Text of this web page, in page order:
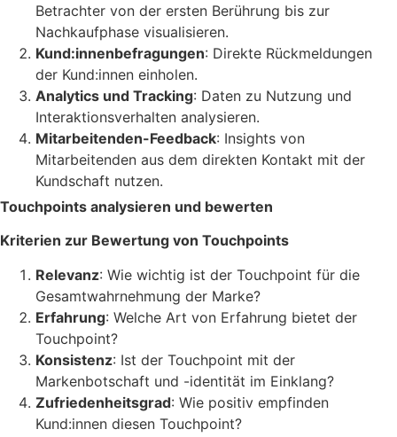
Betrachter von der ersten Berührung bis zur
Nachkaufphase visualisieren.
Kund:innenbefragungen: Direkte Rückmeldungen
der Kund:innen einholen.
Analytics und Tracking: Daten zu Nutzung und
Interaktionsverhalten analysieren.
Mitarbeitenden-Feedback: Insights von
Mitarbeitenden aus dem direkten Kontakt mit der
Kundschaft nutzen.
Touchpoints analysieren und bewerten
Kriterien zur Bewertung von Touchpoints
Relevanz: Wie wichtig ist der Touchpoint für die
Gesamtwahrnehmung der Marke?
Erfahrung: Welche Art von Erfahrung bietet der
Touchpoint?
Konsistenz: Ist der Touchpoint mit der
Markenbotschaft und -identität im Einklang?
Zufriedenheitsgrad: Wie positiv empfinden
Kund:innen diesen Touchpoint?